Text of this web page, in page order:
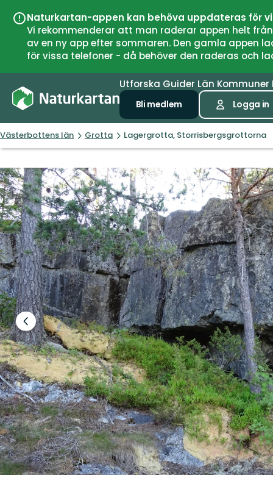
Naturkartan-appen kan behöva uppdateras för
Vi rekommenderar att man raderar appen helt
av en ny app efter sommaren. Den gamla
för vissa telefoner - då behöver den raderas och
Utforska Guider Län Kommuner
Bli medlem Logga in
Västerbottens län Grotta Lagergrotta, Storrisbergsgrottorna
Föregående
bild